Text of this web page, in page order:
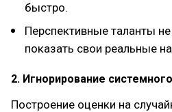
быстро.
Перспективные таланты
показать свои реальные
2. Игнорирование
Построение оценки на